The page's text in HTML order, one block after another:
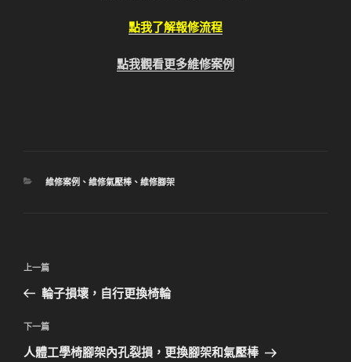
點我了解報修流程
點我觀看更多維修案例
分
維修案例、 維修氣壓棒、 維修腳架
文
導
覽
上
一
文
章
上一篇
輪子損壞，自行更換椅輪
下
一
下一篇
人體工學椅腳架內孔裂損，更換腳架和氣壓棒